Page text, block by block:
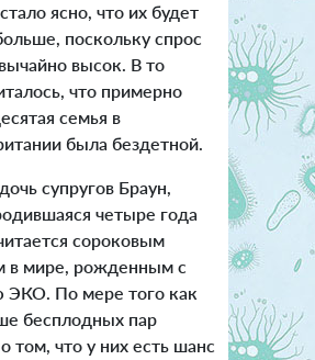
ясно, что их будет
поскольку спрос
высок. В то
что примерно
семья в
была бездетной.
супругов Браун,
четыре года
сороковым
в мире, рожденным с
По мере того как
бесплодных пар
том, что у них есть шанс